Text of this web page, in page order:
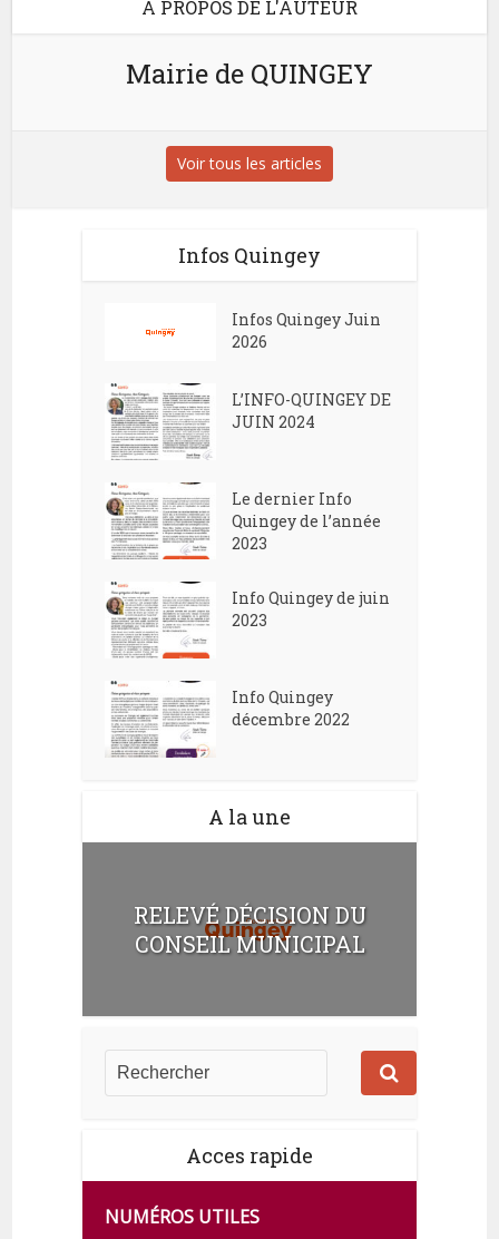
A PROPOS DE L'AUTEUR
Mairie de QUINGEY
Voir tous les articles
Infos Quingey
Infos Quingey Juin
2026
L’INFO-QUINGEY DE
JUIN 2024
Le dernier Info
Quingey de l’année
2023
Info Quingey de juin
2023
Info Quingey
décembre 2022
A la une
RELEVÉ DÉCISION DU
CONSEIL MUNICIPAL
Acces rapide
NUMÉROS UTILES